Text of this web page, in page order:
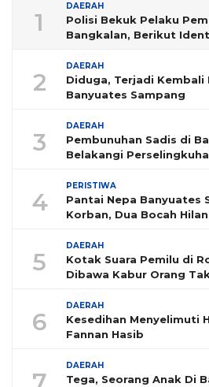
1
DAERAH
Polisi Bekuk Pelaku
Bangkalan, Berikut
2
DAERAH
Diduga, Terjadi Kembali
Banyuates Sampang
3
DAERAH
Pembunuhan Sadis di
Belakangi
4
PERISTIWA
Pantai Nepa Banyuates
Korban, Dua Bocah
5
DAERAH
Kotak Suara Pemilu di
Dibawa Kabur Orang
6
DAERAH
Kesedihan Menyelimuti
Fannan Hasib
DAERAH
Tega, Seorang Anak Di